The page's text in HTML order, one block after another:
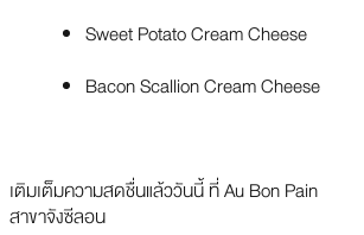
Sweet Potato Cream Cheese
Bacon Scallion Cream Cheese
เติมเต็มความสดชื่นแล้ววันนี้ ที่ Au Bon Pain
สาขาจังซีลอน